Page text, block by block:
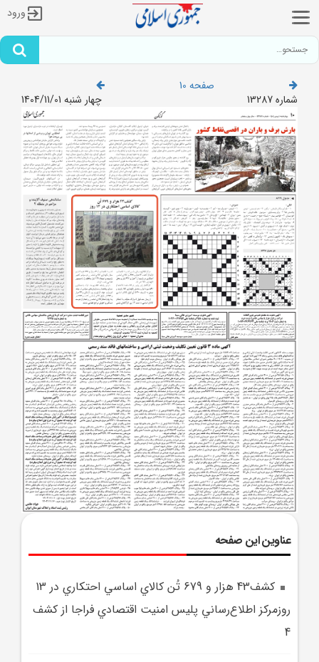
ورود
صفحه 10
شماره 13287
چهار شنبه 1404/11/01
عناوین این صفحه
کشف43 هزار و 679 تُن کالاي اساسي احتکاري در 13
روزمرکز اطلاع‌رساني پليس امنيت اقتصادي فراجا از کشف
4